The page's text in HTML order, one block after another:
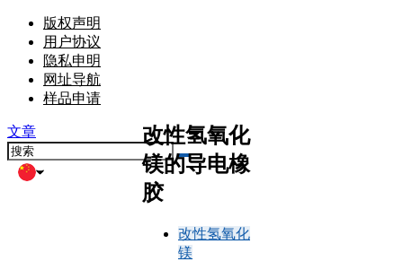
版权声明
用户协议
隐私申明
网址导航
样品申请
文章
改性氢氧化
镁的导电橡
胶
改性氢氧化
镁